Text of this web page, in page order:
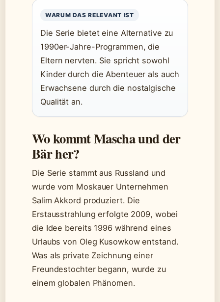
WARUM DAS RELEVANT IST
Die Serie bietet eine Alternative zu
1990er-Jahre-Programmen, die
Eltern nervten. Sie spricht sowohl
Kinder durch die Abenteuer als auch
Erwachsene durch die nostalgische
Qualität an.
Wo kommt Mascha und der
Bär her?
Die Serie stammt aus Russland und
wurde vom Moskauer Unternehmen
Salim Akkord produziert. Die
Erstausstrahlung erfolgte 2009, wobei
die Idee bereits 1996 während eines
Urlaubs von Oleg Kusowkow entstand.
Was als private Zeichnung einer
Freundestochter begann, wurde zu
einem globalen Phänomen.